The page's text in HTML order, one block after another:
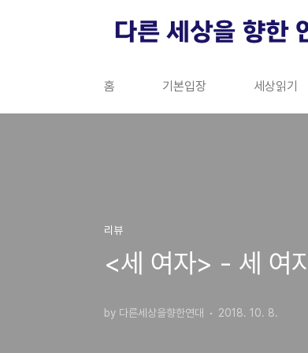
홈 기본입장 세상읽기
리뷰
<세 여자> - 세 여
by 다른세상을향한연대 2018. 10. 8.